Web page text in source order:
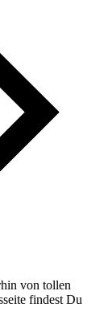
von tollen
findest Du